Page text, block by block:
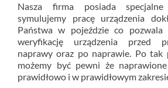
Nasza firma posiada
symulujemy pracę urządzenia
Państwa w pojeździe co pozwala
weryfikację urządzenia przed
naprawy oraz po naprawie. Po tak
możemy być pewni że
prawidłowo i w prawidłowym